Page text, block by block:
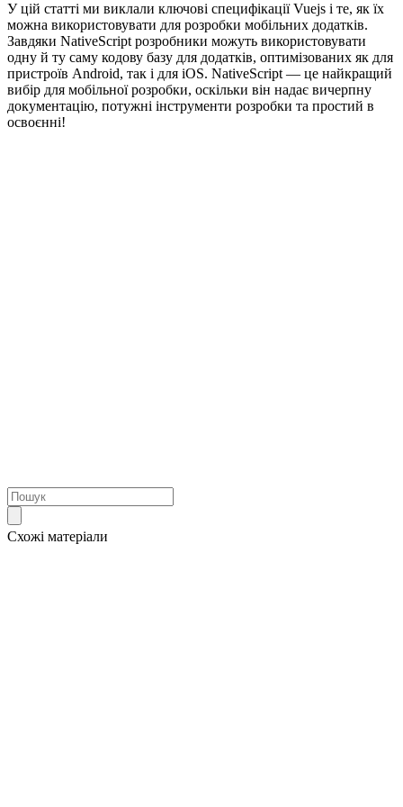
У цій статті ми виклали ключові специфікації Vuejs і те, як їх
можна використовувати для розробки мобільних додатків.
Завдяки NativeScript розробники можуть використовувати
одну й ту саму кодову базу для додатків, оптимізованих як для
пристроїв Android, так і для iOS. NativeScript — це найкращий
вибір для мобільної розробки, оскільки він надає вичерпну
документацію, потужні інструменти розробки та простий в
освоєнні!
Схожі матеріали